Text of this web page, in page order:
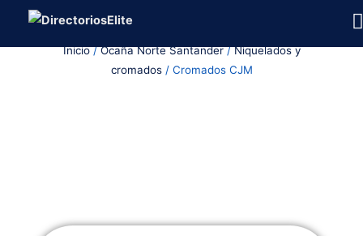
Inicio/Ocaña Norte Santander/Niquelados y
cromados/ Cromados CJM